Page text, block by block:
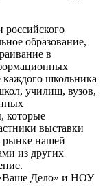
образование,
в
каждого школьника
училищ, вузов,
которые
выставки
рынке нашей
из других
«Ваше Дело» и НОУ